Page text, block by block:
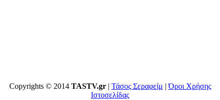
Copyrights © 2014 TASTV.gr| Τάσος Σεραφείμ |Όροι Χρήσης
Ιστοσελίδας